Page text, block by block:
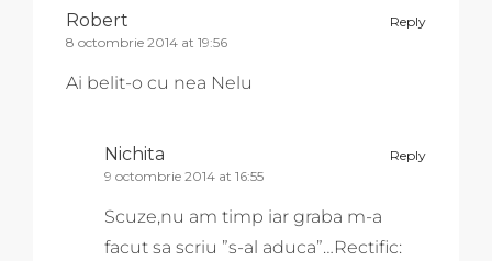
Reply
Robert
8 octombrie 2014 at 19:56
Ai belit-o cu nea Nelu
Reply
Nichita
9 octombrie 2014 at 16:55
Scuze,nu am timp iar graba m-a
facut sa scriu ”s-al aduca”…Rectific: